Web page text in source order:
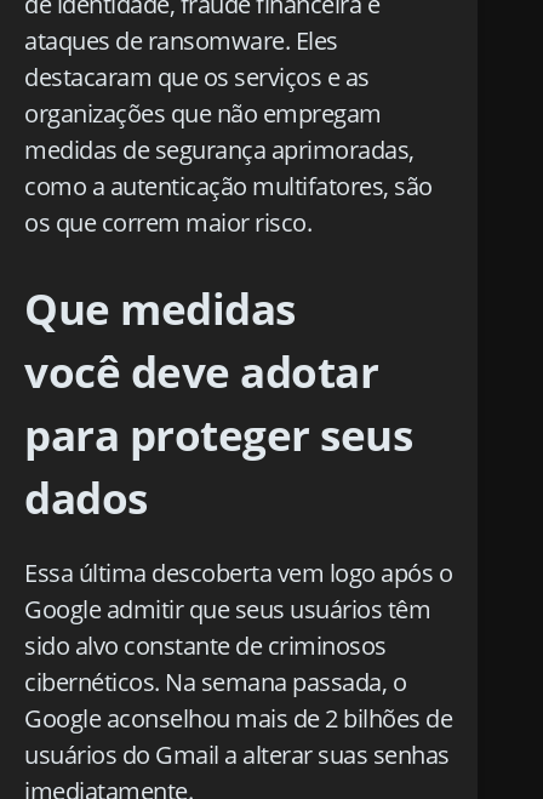
ataques de ransomware. Eles
destacaram que os serviços e as
organizações que não empregam
medidas de segurança aprimoradas,
como a autenticação multifatores, são
os que correm maior risco.
Que medidas
você deve adotar
para proteger seus
dados
Essa última descoberta vem logo após o
Google admitir que seus usuários têm
sido alvo constante de criminosos
cibernéticos. Na semana passada, o
Google aconselhou mais de 2 bilhões de
usuários do Gmail a alterar suas senhas
imediatamente.